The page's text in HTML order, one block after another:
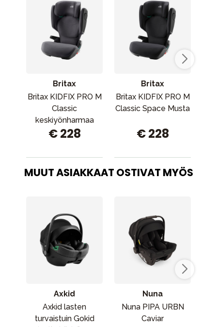
Britax
Britax KIDFIX PRO M
Classic
keskiyönharmaa
€ 228
Britax
Britax KIDFIX PRO M
Classic Space Musta
€ 228
MUUT ASIAKKAAT OSTIVAT MYÖS
Axkid
Axkid lasten
turvaistuin Gokid
Nuna
Nuna PIPA URBN
Caviar